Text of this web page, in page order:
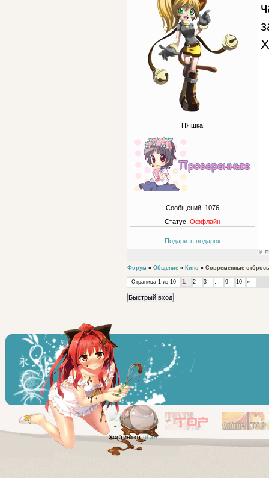
НЯшка
Сообщений: 1076
Статус: Оффлайн
Подарить подарок
Форум » Общение » Кино » Современные
Страница 1 из 10 1 2 3 … 9 10 »
Хостинг отuCoz